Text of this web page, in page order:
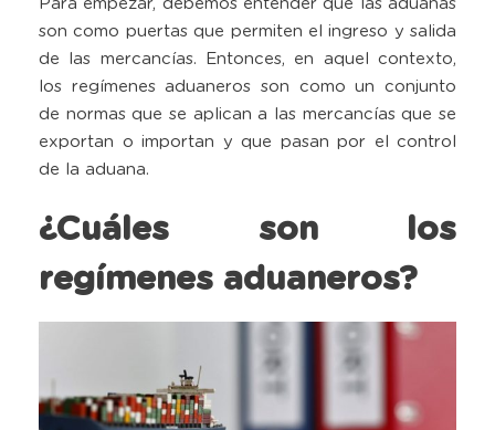
Para empezar, debemos entender que las aduanas
son como puertas que permiten el ingreso y salida
de las mercancías. Entonces, en aquel contexto,
los regímenes aduaneros son como un conjunto
de normas que se aplican a las mercancías que se
exportan o importan y que pasan por el control
de la aduana.
¿Cuáles son los
regímenes aduaneros?